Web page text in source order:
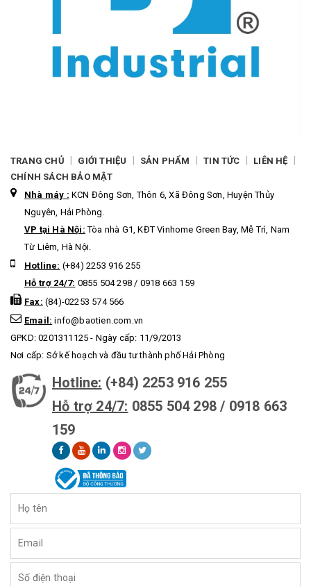
TRANG CHỦ GIỚI THIỆU SẢN PHẨM TIN TỨC LIÊN HỆ
CHÍNH SÁCH BẢO MẬT
Nhà máy : KCN Đông Sơn, Thôn 6, Xã Đông Sơn, Huyện Thủy
Nguyên, Hải Phòng.
VP tại Hà Nội: Tòa nhà G1, KĐT Vinhome Green Bay, Mễ Trì, Nam
Từ Liêm, Hà Nội.
Hotline: (+84) 2253 916 255
Hỗ trợ 24/7: 0855 504 298 / 0918 663 159
Fax: (84)-02253 574 566
Email: info@baotien.com.vn
GPKD: 0201311125 - Ngày cấp: 11/9/2013
Nơi cấp: Sở kế hoạch và đầu tư thành phố Hải Phòng
Hotline: (+84) 2253 916 255
Hỗ trợ 24/7: 0855 504 298 / 0918 663
159